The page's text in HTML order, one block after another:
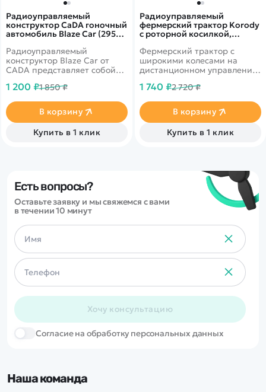
Радиоуправляемый
конструктор CaDA гоночный
автомобиль Blaze Car (295
Радиоуправляемый
конструктор Blaze Car от
CADA представляет собой
спортивного автомобиля из
спортивный дизайн и
детализованный внутренний
интерьер. Управлять можно
при помощи пульта
1 200 ₽1 850 ₽
В корзину
Купить в 1 клик
Радиоуправляемый
фермерский трактор Korody
с роторной косилкой,
6CH RTR - KR6637K
Фермерский трактор с
широкими колесами на
дистанционном управлении
масштабе 1/24. В комплекте
1 740 ₽2 720 ₽
В корзину
Купить в 1 клик
Есть вопросы?
Оставьте заявку и мы свяжемся с вами
в течении 10 минут
Хочу консультацию
Cогласие на обработку персональных данных
Наша команда